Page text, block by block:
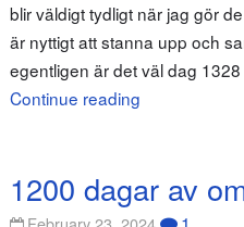
blir väldigt tydligt när jag gör
är nyttigt att stanna upp och
egentligen är det väl dag
Continue reading
1200 dagar av